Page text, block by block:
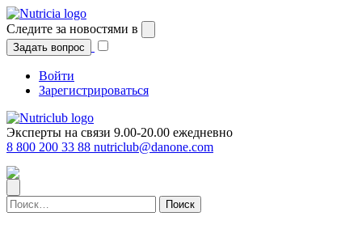
Перейти
к
содержимому
Следите за новостями в
Задать вопрос
Войти
Зарегистрироваться
Эксперты на связи 9.00-20.00 ежедневно
8 800 200 33 88 nutriclub@danone.com
Найти: